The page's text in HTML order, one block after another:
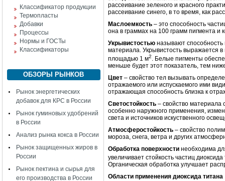
Классификатор продукции
Термопласты
Добавки
Процессы
Нормы и ГОСТы
Классификаторы
ОБЗОРЫ РЫНКОВ
Рынок энергетических
добавок для КРС в России
Рынок гуминовых удобрений
в России
Анализ рынка кокса в России
Рынок защищенных жиров в
России
Рынок пектина и сырья для
его производства в России
рассеивание зеленого и красного
рассеивание синего, в то время, как
Маслоемкость – это способность
она в граммах на 100 грамм пигмента и
Укрывистостью называют
материала. Укрывистость выражается
площадью 1 м2. Белые пигменты
меньше будет этот показатель, тем
Цвет – свойство тел вызывать
отражаемого или испускаемого ими
отражающая способность близка к
Светостойкость – свойство материала
особенно наружного применения,
света и источников искуственного
Атмосферостойкость – свойство
мороза, снега, ветра и других
Обработка поверхности необходима
увеличивает стойкость частиц
Органическая обработка улучшает
Области применения диоксида титана